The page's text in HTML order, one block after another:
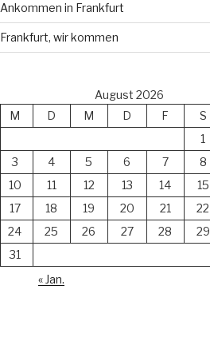
Ankommen in Frankfurt
Frankfurt, wir kommen
August 2026
M
D M D F S
1
3
4 5 6 7 8
10
11 12 13 14 15
17
18 19 20 21 22
24
25 26 27 28 29
31
« Jan.